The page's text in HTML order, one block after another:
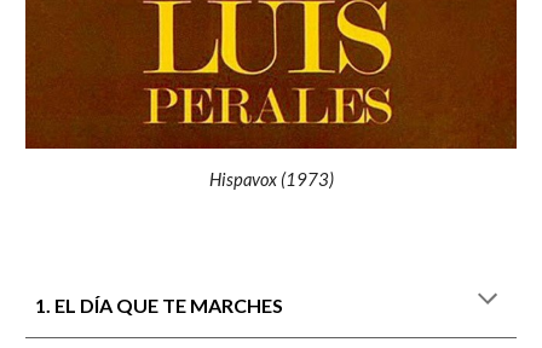
Hispavox (1973)
1. EL DÍA QUE TE MARCHES